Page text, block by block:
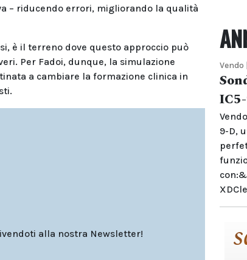
– riducendo errori, migliorando la qualità
è il terreno dove questo approccio può
Per Fadoi, dunque, la simulazione
a cambiare la formazione clinica in
alla nostra Newsletter!
Vendo
9-D,